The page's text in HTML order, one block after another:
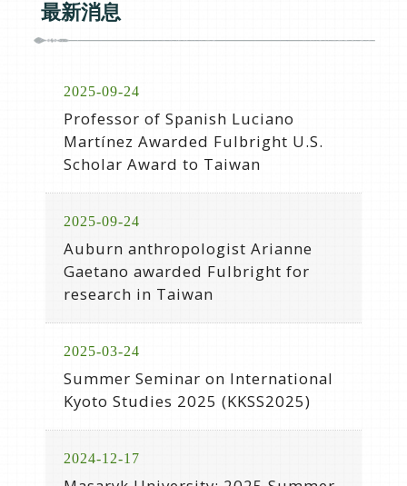
最新消息
2025-09-24
Professor of Spanish Luciano
Martínez Awarded Fulbright U.S.
Scholar Award to Taiwan
2025-09-24
Auburn anthropologist Arianne
Gaetano awarded Fulbright for
research in Taiwan
2025-03-24
Summer Seminar on International
Kyoto Studies 2025 (KKSS2025)
2024-12-17